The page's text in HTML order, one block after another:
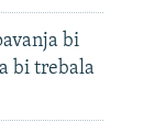
bi
bi trebala